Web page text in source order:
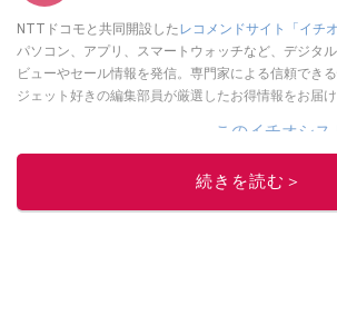
NTTドコモと共同開設した レコメンドサイト「イチオ
パソコン、アプリ、スマートウォッチなど、デジタ
ビューやセール情報を発信。専門家による信頼でき
ジェット好きの編集部員が厳選したお得情報をお届け
このイチオシ
続きを読む＞